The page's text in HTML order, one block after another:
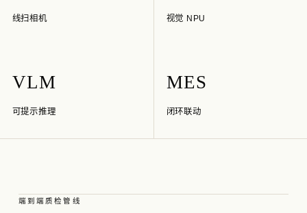
线扫相机 视觉 NPU
VLM
可提示推理
MES
闭环联动
端到端质检管线